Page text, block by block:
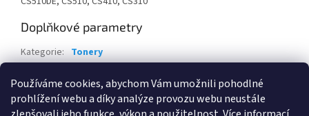
Používáme cookies, abychom Vám umožnili pohodlné
prohlížení webu a díky analýze provozu webu neustále
Doplňkové parametry
Kategorie: Tonery
EAN: 734646436823